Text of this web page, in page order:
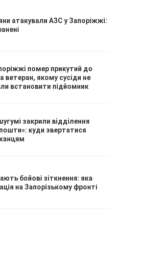
атакували АЗС у Запоріжжі:
помер прикутий до
ветеран, якому сусіди не
встановити підйомник
закрили відділення
куди звертатися
бойові зіткнення: яка
на Запорізькому фронті